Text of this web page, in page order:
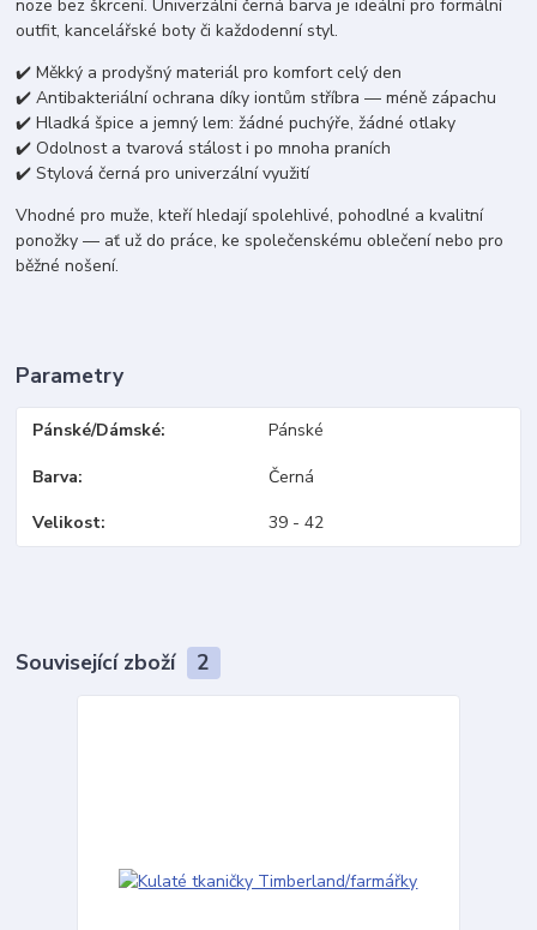
noze bez škrcení. Univerzální černá barva je ideální pro formální
outfit, kancelářské boty či každodenní styl.
✔️ Měkký a prodyšný materiál pro komfort celý den
✔️ Antibakteriální ochrana díky iontům stříbra — méně zápachu
✔️ Hladká špice a jemný lem: žádné puchýře, žádné otlaky
✔️ Odolnost a tvarová stálost i po mnoha praních
✔️ Stylová černá pro univerzální využití
Vhodné pro muže, kteří hledají spolehlivé, pohodlné a kvalitní
ponožky — ať už do práce, ke společenskému oblečení nebo pro
běžné nošení.
Parametry
Pánské/Dámské Pánské
Barva Černá
Velikost 39 - 42
Související zboží 2